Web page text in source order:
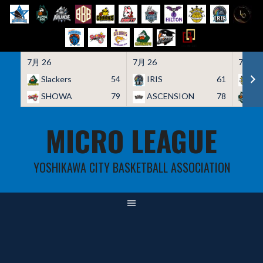
7月 26
Slackers
54
SHOWA
79
7月 26
IRIS
61
ASCENSION
78
7月 26
MICRO LEAGUE
YOSHIKAWA CITY BASKETBALL ASSOCIATION